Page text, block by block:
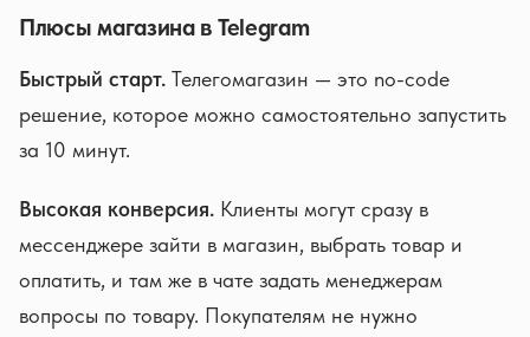
Плюсы магазина в Telegram
Быстрый старт. Телегомагазин — это no-code
решение, которое можно самостоятельно запустить
за 10 минут.
Высокая конверсия. Клиенты могут сразу в
мессенджере зайти в магазин, выбрать товар и
оплатить, и там же в чате задать менеджерам
вопросы по товару. Покупателям не нужно